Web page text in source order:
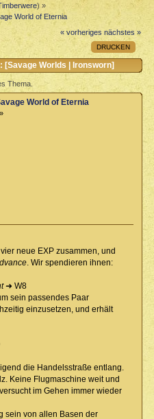
) »
World of Eternia
« vorheriges nächstes »
DRUCKEN
[Savage Worlds | Ironsworn]
mal)
Thema.
World of Eternia
neue EXP zusammen, und
. Wir spendieren ihnen:
➜ W8
sein passendes Paar
einzusetzen, und erhält
die Handelsstraße entlang.
Keine Flugmaschine weit und
im Gehen immer wieder
sein von allen Basen der